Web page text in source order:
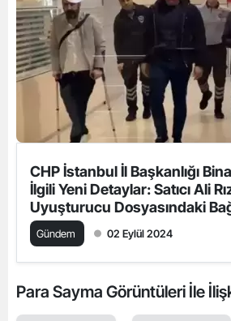
CHP İstanbul İl Başkanlığı
İlgili Yeni Detaylar: Satıcı Ali
Uyuşturucu Dosyasındaki
Ortaya Çıktı
Gündem 02 Eylül 2024
Para Sayma Görüntüleri İle